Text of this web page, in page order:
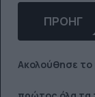
ΠΡΟΗΓ
Ακολούθησε